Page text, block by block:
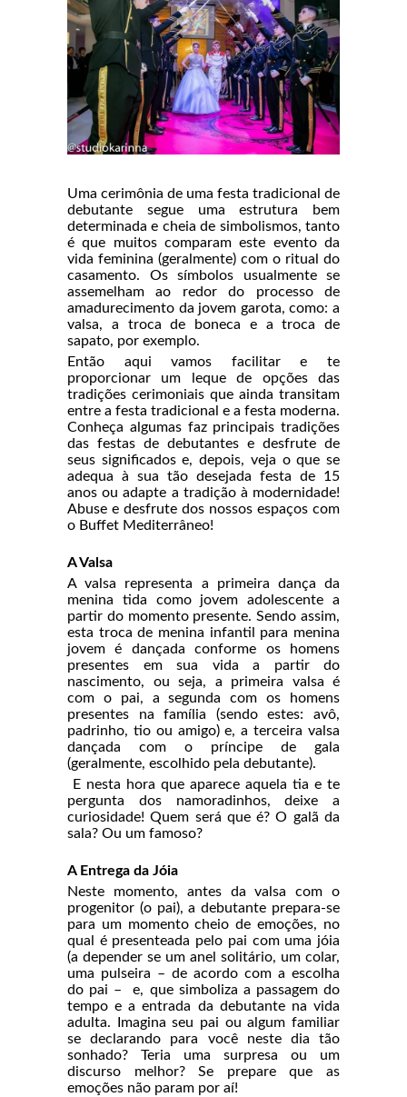
Uma cerimônia de uma festa tradicional de
debutante segue uma estrutura bem
determinada e cheia de simbolismos, tanto
é que muitos comparam este evento da
vida feminina (geralmente) com o ritual do
casamento. Os símbolos usualmente se
assemelham ao redor do processo de
amadurecimento da jovem garota, como: a
valsa, a troca de boneca e a troca de
sapato, por exemplo.
Então aqui vamos facilitar e te
proporcionar um leque de opções das
tradições cerimoniais que ainda transitam
entre a festa tradicional e a festa moderna.
Conheça algumas faz principais tradições
das festas de debutantes e desfrute de
seus significados e, depois, veja o que se
adequa à sua tão desejada festa de 15
anos ou adapte a tradição à modernidade!
Abuse e desfrute dos nossos espaços com
o Buffet Mediterrâneo!
A Valsa
A valsa representa a primeira dança da
menina tida como jovem adolescente a
partir do momento presente. Sendo assim,
esta troca de menina infantil para menina
jovem é dançada conforme os homens
presentes em sua vida a partir do
nascimento, ou seja, a primeira valsa é
com o pai, a segunda com os homens
presentes na família (sendo estes: avô,
padrinho, tio ou amigo) e, a terceira valsa
dançada com o príncipe de gala
(geralmente, escolhido pela debutante).
E nesta hora que aparece aquela tia e te
pergunta dos namoradinhos, deixe a
curiosidade! Quem será que é? O galã da
sala? Ou um famoso?
A Entrega da Jóia
Neste momento, antes da valsa com o
progenitor (o pai), a debutante prepara-se
para um momento cheio de emoções, no
qual é presenteada pelo pai com uma jóia
(a depender se um anel solitário, um colar,
uma pulseira – de acordo com a escolha
do pai – e, que simboliza a passagem do
tempo e a entrada da debutante na vida
adulta. Imagina seu pai ou algum familiar
se declarando para você neste dia tão
sonhado? Teria uma surpresa ou um
discurso melhor? Se prepare que as
emoções não param por aí!